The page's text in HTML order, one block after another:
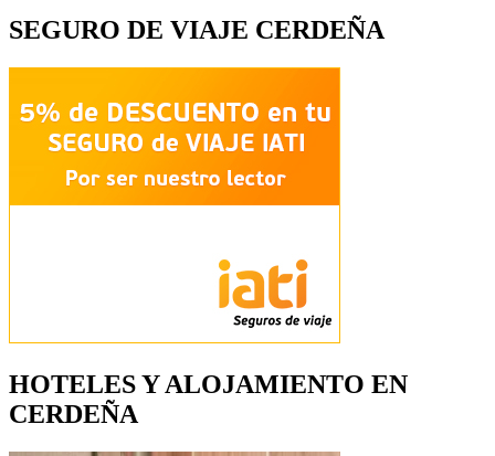
SEGURO DE VIAJE CERDEÑA
HOTELES Y ALOJAMIENTO EN
CERDEÑA